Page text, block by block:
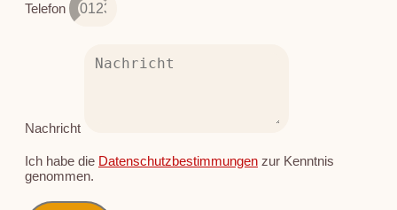
Telefon
Nachricht
Ich habe die Datenschutzbestimmungen zur Kenntnis
genommen.